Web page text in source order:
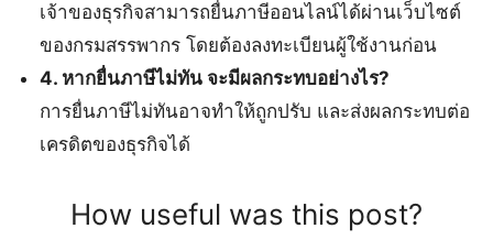
เจ้าของธุรกิจสามารถยื่นภาษีออนไลน์ได้ผ่านเว็บไซต์
ของกรมสรรพากร โดยต้องลงทะเบียนผู้ใช้งานก่อน
4. หากยื่นภาษีไม่ทัน จะมีผลกระทบอย่างไร?
การยื่นภาษีไม่ทันอาจทำให้ถูกปรับ และส่งผลกระทบต่อ
เครดิตของธุรกิจได้
How useful was this post?